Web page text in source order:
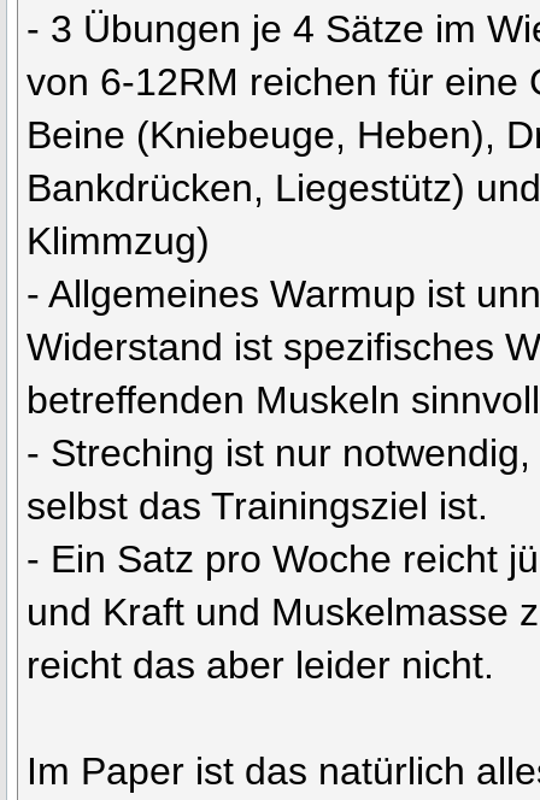
- 3 Übungen je 4 Sätze im
von 6-12RM reichen für eine
Beine (Kniebeuge, Heben),
Bankdrücken, Liegestütz)
Klimmzug)
- Allgemeines Warmup ist
Widerstand ist spezifisches
betreffenden Muskeln
- Streching ist nur
selbst das Trainingsziel ist.
- Ein Satz pro Woche reicht
und Kraft und Muskelmasse
reicht das aber leider nicht.
Im Paper ist das natürlich